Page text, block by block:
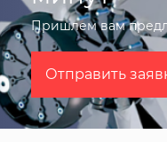
Пришлем вам
Отправить